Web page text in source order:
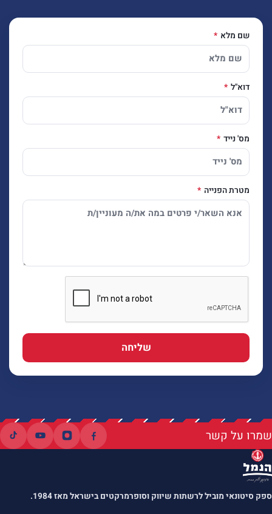
שם מלא
דוא"ל
מס' נייד
מטרת הפנייה
שליחה
שמרו על קשר
ספק סיטונאי מוביל לרשתות שיווק וסופרמרקטים בישראל מאז 1984.